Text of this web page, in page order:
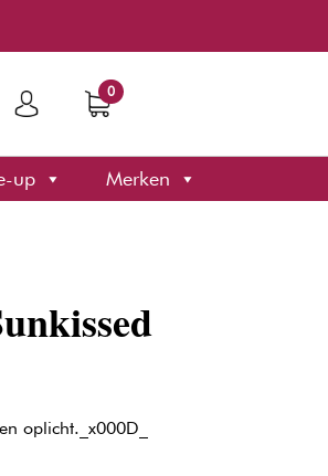
0
up Merken
oplicht._x000D_